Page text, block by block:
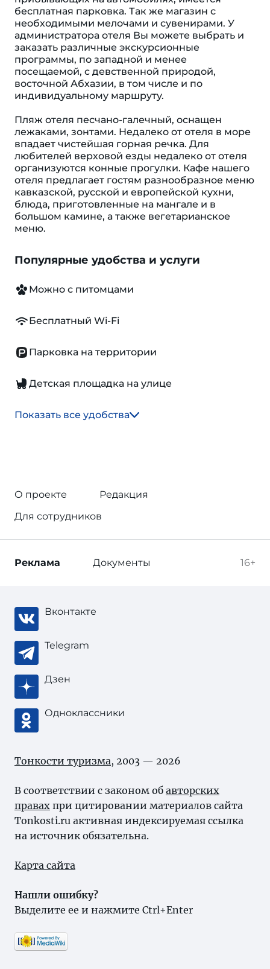
бесплатная парковка. Так же магазин с
необходимыми мелочами и сувенирами. У
администратора отеля Вы можете выбрать и
заказать различные экскурсионные
программы, по западной и менее
посещаемой, с девственной природой,
восточной Абхазии, в том числе и по
индивидуальному маршруту.
Пляж отеля песчано-галечный, оснащен
лежаками, зонтами. Недалеко от отеля в море
впадает чистейшая горная речка. Для
любителей верховой езды недалеко от отеля
организуются конные прогулки. Кафе нашего
отеля предлагает гостям разнообразное меню
кавказской, русской и европейской кухни,
блюда, приготовленные на мангале и в
большом камине, а также вегетарианское
меню.
Популярные удобства и услуги
Можно с питомцами
Бесплатный Wi-Fi
Парковка на территории
Детская площадка на улице
Показать все удобства
О проекте
Редакция
Для сотрудников
16+
Реклама Документы
Вконтакте
Telegram
Дзен
Одноклассники
Тонкости туризма, 2003 — 2026
В соответствии с законом об авторских
правах при цитировании материалов сайта
Tonkosti.ru активная индексируемая ссылка
на источник обязательна.
Карта сайта
Нашли ошибку?
Выделите ее и нажмите Ctrl+Enter